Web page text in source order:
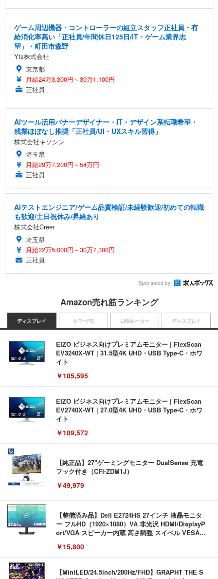
ゲーム周辺機器・コントローラーの組立スタッフ正社員・有
給消化率高い「正社員/年間休日125日/IT・ゲーム業界志
望」・町田市森野
Yts株式会社
東京都
月給24万3,300円～39万1,100円
正社員
AIツール活用バナーデザイナー・IT・デザイン系転職希望・
残業ほぼなし推奨「正社員/UI・UXスキル習得」
株式会社キソシン
埼玉県
月給29万7,200円～54万円
正社員
AIテストエンジニア/ゲーム品質検証/未経験歓迎/初めての転職
も歓迎/土日祝休み/昇給あり
株式会社Creer
埼玉県
月給22万5,000円～30万7,300円
正社員
Sponsored by
Amazon売れ筋ランキング
ディスプレイ
EIZO ビジネス向けプレミアムモニター | FlexScan
EV3240X-WT | 31.5型4K UHD・USB Type-C・ホワ
イト
￥105,595
EIZO ビジネス向けプレミアムモニター | FlexScan
EV2740X-WT | 27.0型4K UHD・USB Type-C・ホワ
イト
￥109,572
【純正品】27"ゲーミングモニター DualSense 充電
フック付き（CFI-ZDM1J）
￥49,979
【整備済み品】Dell E2724HS 27インチ 液晶モニタ
ー フルHD（1920×1080）VA 非光沢 HDMI/DisplayP
ort/VGA スピーカー内蔵 高さ調整 スイベル VESA対
￥15,800
【MiniLED/24.5inch/280Hz/FHD】GRAPHT THE S
タワーPC LANルーター ディスプレイ